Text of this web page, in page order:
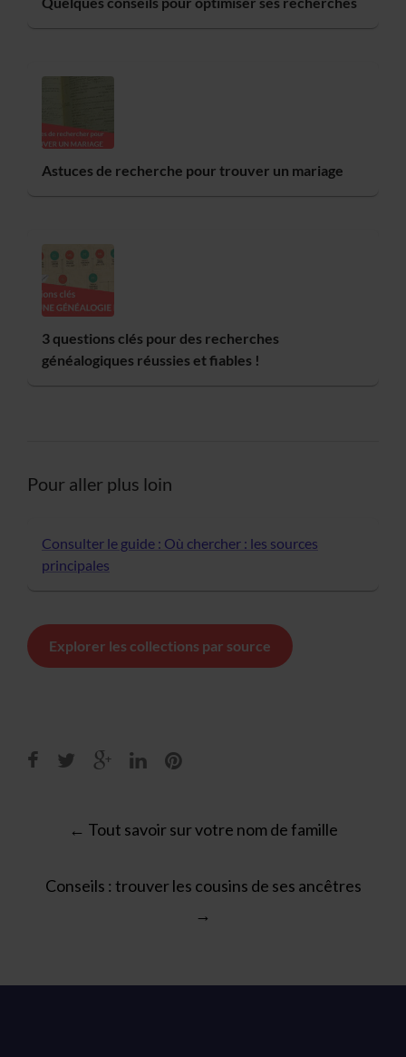
Astuces de recherche pour trouver un mariage
3 questions clés pour des recherches
généalogiques réussies et fiables !
Pour aller plus loin
Consulter le guide : Où chercher : les sources
principales
Explorer les collections par source
Post
← Tout savoir sur votre nom de famille
Conseils : trouver les cousins de ses ancêtres
→